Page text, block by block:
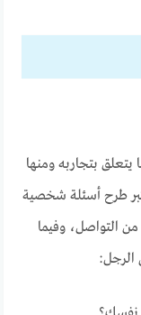
بتجاربه ومنها
طرح أسئلة شخصية
التواصل، وفيما
الرجل: